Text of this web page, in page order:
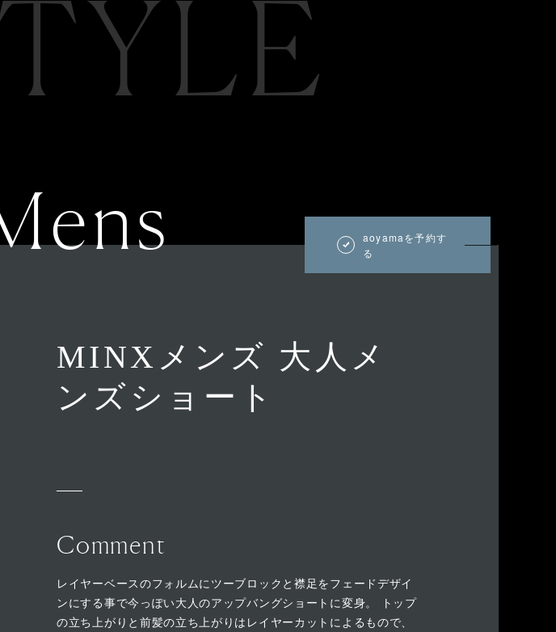
aoyamaを予約す
る
MINXメンズ 大人メ
ンズショート
Comment
レイヤーベースのフォルムにツーブロックと襟足をフェードデザイ
ンにする事で今っぽい大人のアップバングショートに変身。 トップ
の立ち上がりと前髪の立ち上がりはレイヤーカットによるもので、